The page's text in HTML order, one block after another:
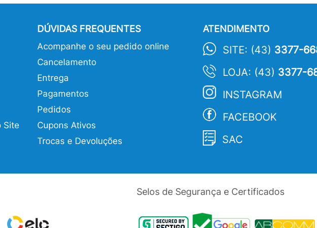
Site
DÚVIDAS FREQUENTES
Acompanhe o seu pedido online
Cancelamento
Entrega
Pagamentos
Pedidos
Cupons Ativos
Trocas e Devoluções
ATENDIMENTO
SITE: (43) 3377-
LOJA: (43) 3377-
INSTAGRAM
FACEBOOK
SAC
Selos de Segurança e Certificados